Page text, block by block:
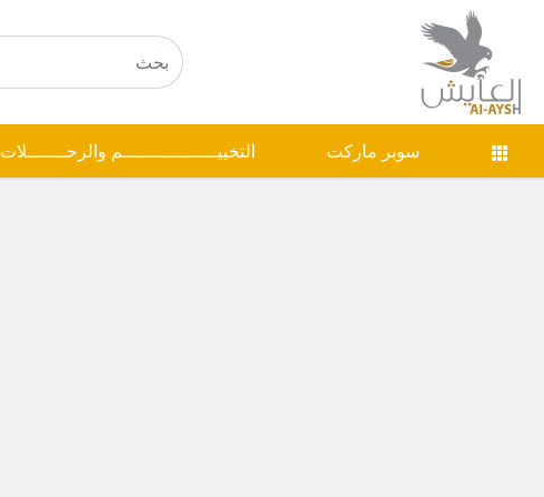
سوبر ماركت التخييـــــــــــــــــم والرحـــــــلات